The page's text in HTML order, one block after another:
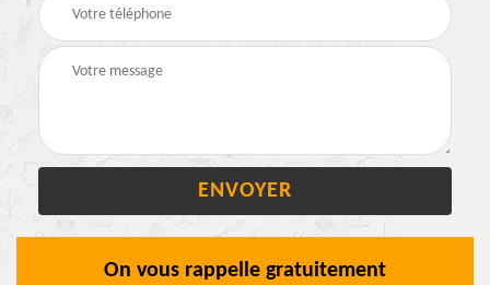
On vous rappelle gratuitement